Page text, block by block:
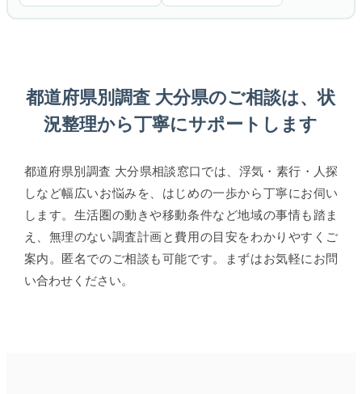
都道府県別調査 大分県のご相談は、状
況整理から丁寧にサポートします
都道府県別調査 大分県相談窓口では、浮気・素行・人探
しなど幅広いお悩みを、はじめの一歩から丁寧にお伺い
します。生活圏の動きや移動条件など地域の事情も踏ま
え、無理のない調査計画と費用の目安をわかりやすくご
案内。匿名でのご相談も可能です。まずはお気軽にお問
い合わせください。